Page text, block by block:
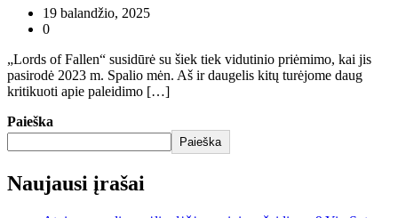
19 balandžio, 2025
0
„Lords of Fallen“ susidūrė su šiek tiek vidutinio priėmimo, kai jis
pasirodė 2023 m. Spalio mėn. Aš ir daugelis kitų turėjome daug
kritikuoti apie paleidimo […]
Paieška
Paieška
Naujausi įrašai